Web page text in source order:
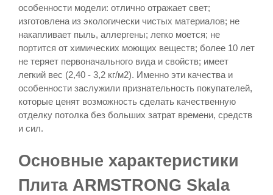
особенности модели: отлично отражает свет;
изготовлена из экологически чистых материалов; не
накапливает пыль, аллергены; легко моется; не
портится от химических моющих веществ; более 10 лет
не теряет первоначального вида и свойств; имеет
легкий вес (2,40 - 3,2 кг/м2). Именно эти качества и
особенности заслужили признательность покупателей,
которые ценят возможность сделать качественную
отделку потолка без больших затрат времени, средств
и сил.
Основные характеристики
Плита ARMSTRONG Skala